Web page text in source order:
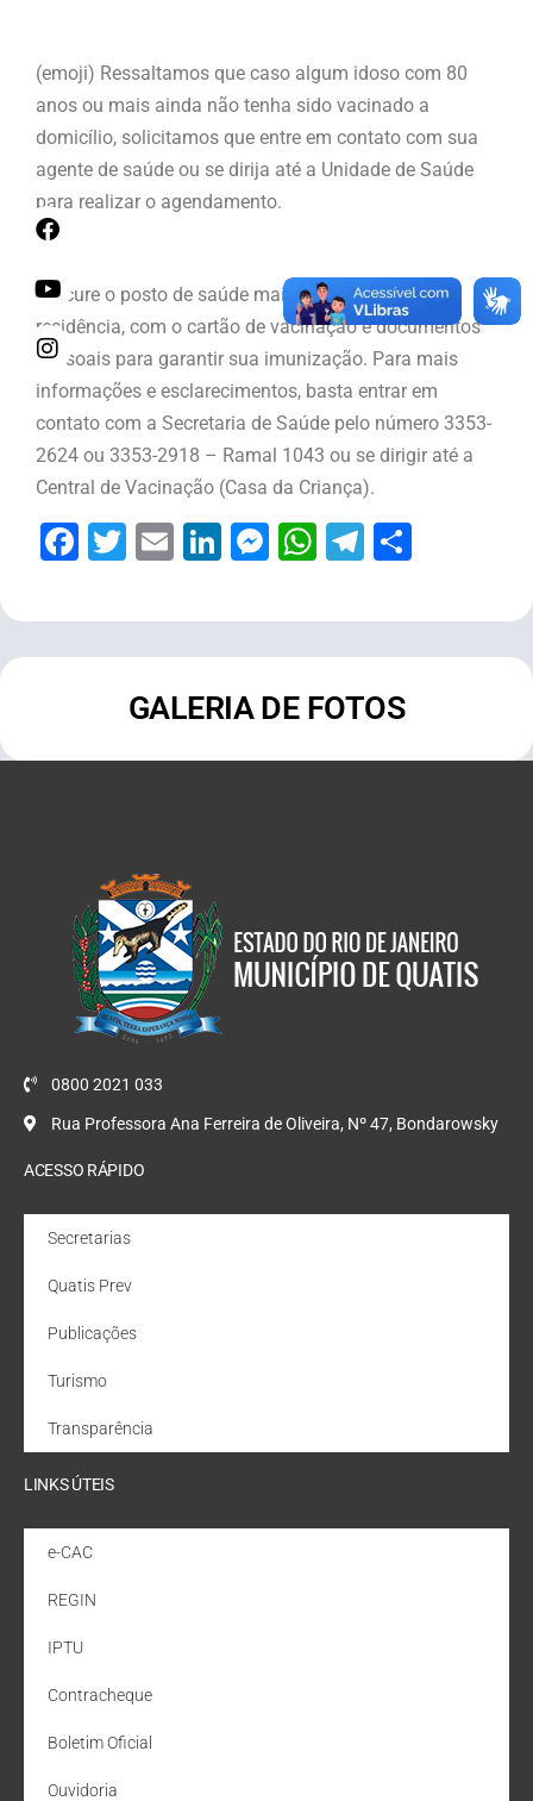
(emoji) Ressaltamos que caso algum idoso com 80
anos ou mais ainda não tenha sido vacinado a
domicílio, solicitamos que entre em contato com sua
agente de saúde ou se dirija até a Unidade de Saúde
para realizar o agendamento.
Procure o posto de saúde mais próximo de sua
residência, com o cartão de vacinação e documentos
pessoais para garantir sua imunização. Para mais
informações e esclarecimentos, basta entrar em
contato com a Secretaria de Saúde pelo número 3353-
2624 ou 3353-2918 – Ramal 1043 ou se dirigir até a
Central de Vacinação (Casa da Criança).
Facebook
Twitter
EmailLinkedIn
Messenger
WhatsApp
Telegram
GALERIA DE FOTOS
0800 2021 033
Rua Professora Ana Ferreira de Oliveira, Nº 47, Bondarowsky
ACESSO RÁPIDO
Secretarias
Quatis Prev
Publicações
Turismo
Transparência
LINKS ÚTEIS
e-CAC
REGIN
IPTU
Contracheque
Boletim Oficial
Ouvidoria